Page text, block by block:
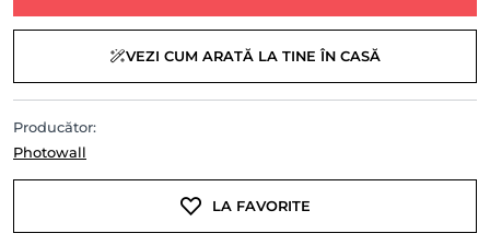
VEZI CUM ARATĂ LA TINE ÎN CASĂ
Producător:
Photowall
LA FAVORITE